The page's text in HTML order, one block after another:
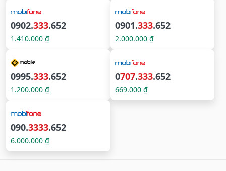
0902.333.652
1.410.000 ₫
0901.333.652
2.000.000 ₫
0995.333.652
1.200.000 ₫
0707.333.652
669.000 ₫
090.3333.652
6.000.000 ₫